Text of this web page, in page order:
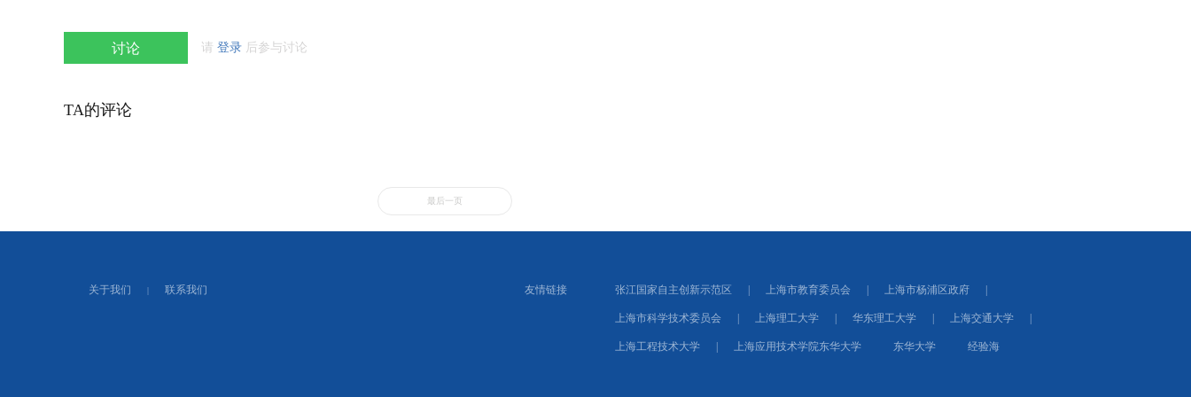
讨论 请 登录 后参与讨论
TA的评论
最后一页
关于我们 | 联系我们 友情链接 张江国家自主创新示范区 上海市教育委员会 上海市杨浦区政府
上海市科学技术委员会 上海理工大学 华东理工大学 上海交通大学
上海工程技术大学 上海应用技术学院东华大学 东华大学 经验海